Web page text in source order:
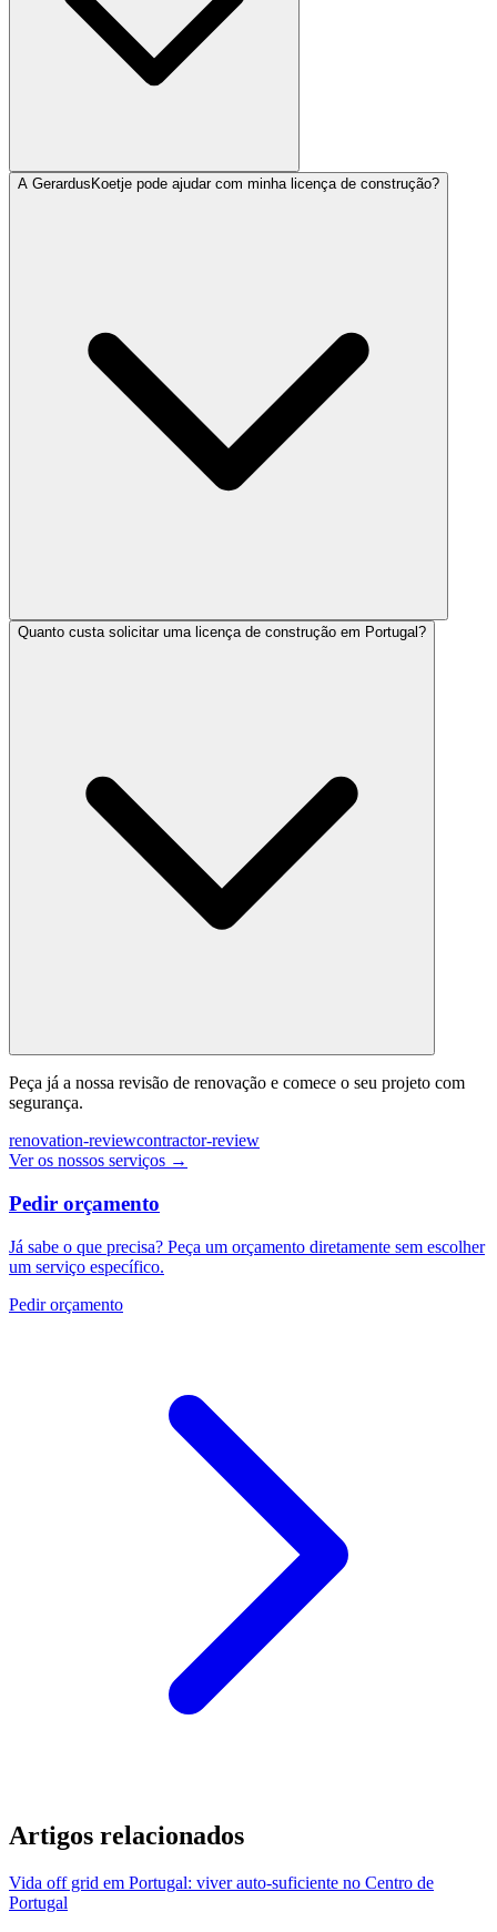
A GerardusKoetje pode ajudar com minha licença de construção?
Quanto custa solicitar uma licença de construção em Portugal?
Peça já a nossa revisão de renovação e comece o seu projeto com
segurança.
renovation-reviewcontractor-review
Ver os nossos serviços →
Pedir orçamento
Já sabe o que precisa? Peça um orçamento diretamente sem escolher
um serviço específico.
Pedir orçamento
Artigos relacionados
Vida off grid em Portugal: viver auto-suficiente no Centro de
Portugal